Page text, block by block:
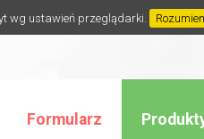
wg ustawień przeglądarki.
Formularz